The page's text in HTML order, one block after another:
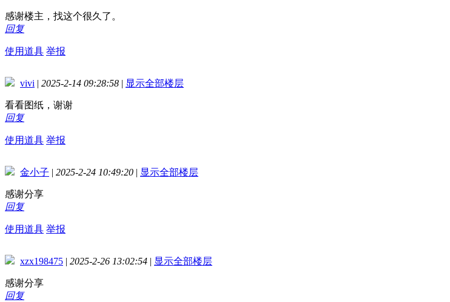
感谢楼主，找这个很久了。
回复
使用道具 举报
vivi | 2025-2-14 09:28:58 | 显示全部楼层
看看图纸，谢谢
回复
使用道具 举报
金小子 | 2025-2-24 10:49:20 | 显示全部楼层
感谢分享
回复
使用道具 举报
xzx198475 | 2025-2-26 13:02:54 | 显示全部楼层
感谢分享
回复